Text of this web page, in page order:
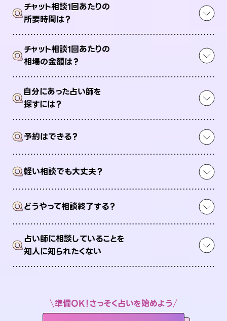
Qチャット相談1回あたりの
所要時間は？
Qチャット相談1回あたりの
相場の金額は？
Q自分にあった占い師を
探すには？
Q予約はできる？
Q軽い相談でも大丈夫？
Qどうやって相談終了する？
Q占い師に相談していることを
知人に知られたくない
準備OK！さっそく占いを始めよう